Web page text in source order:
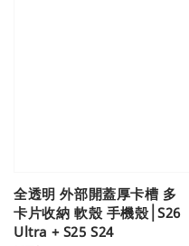
全透明 外部開蓋厚卡槽 多
卡片收納 軟殼 手機殼│S26
Ultra + S25 S24